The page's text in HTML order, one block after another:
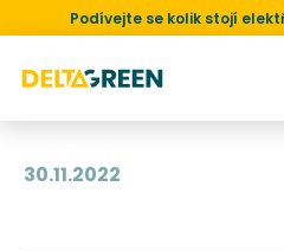
Podívejte se kolik stojí
30.11.2022